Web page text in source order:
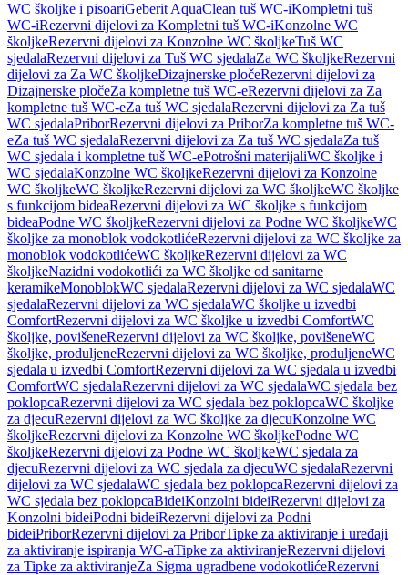
WC školjke i pisoariGeberit AquaClean tuš WC-iKompletni tuš
WC-iRezervni dijelovi za Kompletni tuš WC-iKonzolne WC
školjkeRezervni dijelovi za Konzolne WC školjkeTuš WC
sjedalaRezervni dijelovi za Tuš WC sjedalaZa WC školjkeRezervni
dijelovi za Za WC školjkeDizajnerske pločeRezervni dijelovi za
Dizajnerske pločeZa kompletne tuš WC-eRezervni dijelovi za Za
kompletne tuš WC-eZa tuš WC sjedalaRezervni dijelovi za Za tuš
WC sjedalaPriborRezervni dijelovi za PriborZa kompletne tuš WC-
eZa tuš WC sjedalaRezervni dijelovi za Za tuš WC sjedalaZa tuš
WC sjedala i kompletne tuš WC-ePotrošni materijaliWC školjke i
WC sjedalaKonzolne WC školjkeRezervni dijelovi za Konzolne
WC školjkeWC školjkeRezervni dijelovi za WC školjkeWC školjke
s funkcijom bideaRezervni dijelovi za WC školjke s funkcijom
bideaPodne WC školjkeRezervni dijelovi za Podne WC školjkeWC
školjke za monoblok vodokotlićeRezervni dijelovi za WC školjke za
monoblok vodokotlićeWC školjkeRezervni dijelovi za WC
školjkeNazidni vodokotlići za WC školjke od sanitarne
keramikeMonoblokWC sjedalaRezervni dijelovi za WC sjedalaWC
sjedalaRezervni dijelovi za WC sjedalaWC školjke u izvedbi
ComfortRezervni dijelovi za WC školjke u izvedbi ComfortWC
školjke, povišeneRezervni dijelovi za WC školjke, povišeneWC
školjke, produljeneRezervni dijelovi za WC školjke, produljeneWC
sjedala u izvedbi ComfortRezervni dijelovi za WC sjedala u izvedbi
ComfortWC sjedalaRezervni dijelovi za WC sjedalaWC sjedala bez
poklopcaRezervni dijelovi za WC sjedala bez poklopcaWC školjke
za djecuRezervni dijelovi za WC školjke za djecuKonzolne WC
školjkeRezervni dijelovi za Konzolne WC školjkePodne WC
školjkeRezervni dijelovi za Podne WC školjkeWC sjedala za
djecuRezervni dijelovi za WC sjedala za djecuWC sjedalaRezervni
dijelovi za WC sjedalaWC sjedala bez poklopcaRezervni dijelovi za
WC sjedala bez poklopcaBideiKonzolni bideiRezervni dijelovi za
Konzolni bideiPodni bideiRezervni dijelovi za Podni
bideiPriborRezervni dijelovi za PriborTipke za aktiviranje i uređaji
za aktiviranje ispiranja WC-aTipke za aktiviranjeRezervni dijelovi
za Tipke za aktiviranjeZa Sigma ugradbene vodokotlićeRezervni